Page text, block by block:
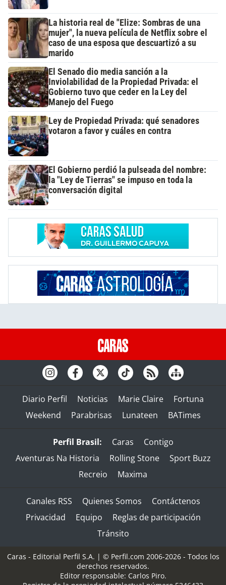
La historia real de "Elize: Sombras de una
mujer", la nueva película de Netflix sobre el
caso de una esposa que descuartizó a su
marido
El Senado dio media sanción a la
Inviolabilidad de la Propiedad Privada: el
Gobierno tuvo que ceder en la Ley del
Manejo del Fuego
Ley de Propiedad Privada: qué senadores
votaron a favor y cuáles en contra
El Gobierno perdió la pulseada del nombre:
la "Ley de Tierras" se impuso en toda la
conversación digital
Diario Perfil Noticias Marie Claire
Fortuna
Weekend
Parabrisas Lunateen BATimes
Perfil Brasil: Caras
Contigo
Aventuras Na Historia
Rolling Stone
Sport Buzz
Recreio
Maxima
Canales RSS Quienes Somos
Contáctenos
Privacidad
Equipo
Reglas de participación
Tránsito
Caras - Editorial Perfil S.A. | © Perfil.com 2006-2026 - Todos los
derechos reservados.
Editor responsable: Carlos Piro.